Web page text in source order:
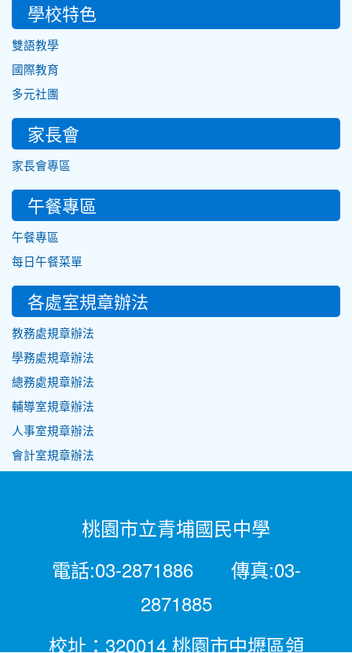
學校特色
雙語教學
國際教育
多元社團
家長會
家長會專區
午餐專區
午餐專區
每日午餐菜單
各處室規章辦法
教務處規章辦法
學務處規章辦法
總務處規章辦法
輔導室規章辦法
人事室規章辦法
會計室規章辦法
桃園市立青埔國民中學
電話:03-2871886 傳真:03-
2871885
校址：320014 桃園市中壢區領